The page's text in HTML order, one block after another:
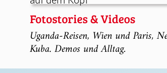
Fotostories & Videos
Uganda-Reisen, Wien und Paris,
Kuba. Demos und Alltag.